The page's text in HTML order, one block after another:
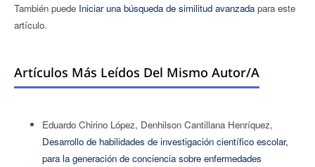
También puede Iniciar una búsqueda de similitud avanzadapara este
artículo.
Artículos Más Leídos Del Mismo Autor/a
Eduardo Chirino López, Denhilson Cantillana Henríquez,
Desarrollo de habilidades de investigación científico escolar,
para la generación de conciencia sobre enfermedades